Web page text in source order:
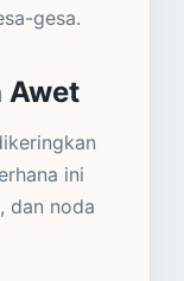
gesa.
Awet
ini
dan noda